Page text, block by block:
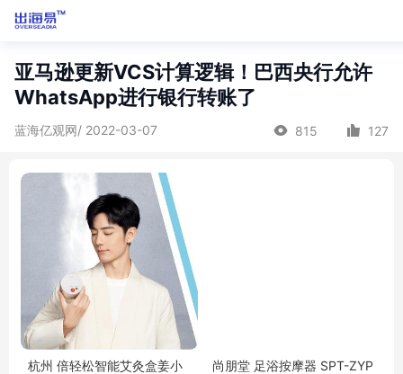
亚马逊更新VCS计算逻辑！巴西央行允许
WhatsApp进行银行转账了
蓝海亿观网/ 2022-03-07 815 127
杭州 倍轻松智能艾灸盒姜小
尚朋堂 足浴按摩器 SPT-ZYP